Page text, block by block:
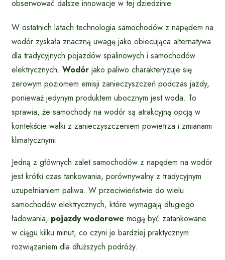
obserwować dalsze innowacje w tej dziedzinie.
W ostatnich latach technologia samochodów z napędem na
wodór zyskała znaczną uwagę jako obiecująca alternatywa
dla tradycyjnych pojazdów spalinowych i samochodów
elektrycznych. Wodór jako paliwo charakteryzuje się
zerowym poziomem emisji zanieczyszczeń podczas jazdy,
ponieważ jedynym produktem ubocznym jest woda. To
sprawia, że samochody na wodór są atrakcyjną opcją w
kontekście walki z zanieczyszczeniem powietrza i zmianami
klimatycznymi.
Jedną z głównych zalet samochodów z napędem na wodór
jest krótki czas tankowania, porównywalny z tradycyjnym
uzupełnianiem paliwa. W przeciwieństwie do wielu
samochodów elektrycznych, które wymagają długiego
ładowania, pojazdy wodorowe mogą być zatankowane
w ciągu kilku minut, co czyni je bardziej praktycznym
rozwiązaniem dla dłuższych podróży.